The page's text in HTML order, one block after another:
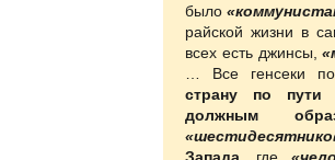
было
райской жизни в
всех есть джинсы,
… Все генсеки
страну по пути
должным
Запада , где